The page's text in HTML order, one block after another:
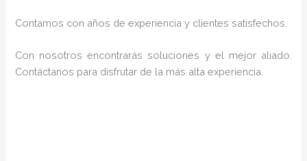
Contamos con años de experiencia y clientes satisfechos.
Con nosotros encontrarás soluciones y el mejor aliado.
Contáctanos para disfrutar de la más alta experiencia.